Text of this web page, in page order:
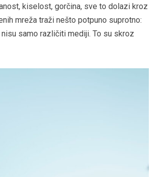
kiselost, gorčina, sve to dolazi kroz
mreža traži nešto potpuno suprotno:
nisu samo različiti mediji. To su skroz